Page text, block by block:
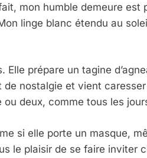
mon humble demeure est
linge blanc étendu au
prépare un tagine
nostalgie et vient caresser
ou deux, comme tous les
si elle porte un masque,
le plaisir de se faire inviter